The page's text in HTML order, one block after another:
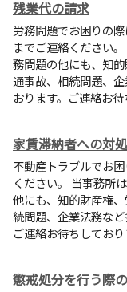
残業代の請求
労務問題でお困りの
までご連絡ください
務問題の他にも、知的
通事故、相続問題、
おります。ご連絡お待
家賃滞納者への対
不動産トラブルでお
ください。 当事務所
他にも、知的財産権、
続問題、企業法務など
ご連絡お待ちしており
懲戒処分を行う際